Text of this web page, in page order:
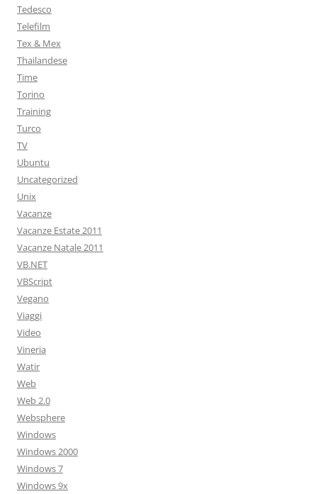
Tedesco
Telefilm
Tex & Mex
Thailandese
Time
Torino
Training
Turco
TV
Ubuntu
Uncategorized
Unix
Vacanze
Vacanze Estate 2011
Vacanze Natale 2011
VB.NET
VBScript
Vegano
Viaggi
Video
Vineria
Watir
Web
Web 2.0
Websphere
Windows
Windows 2000
Windows 7
Windows 9x